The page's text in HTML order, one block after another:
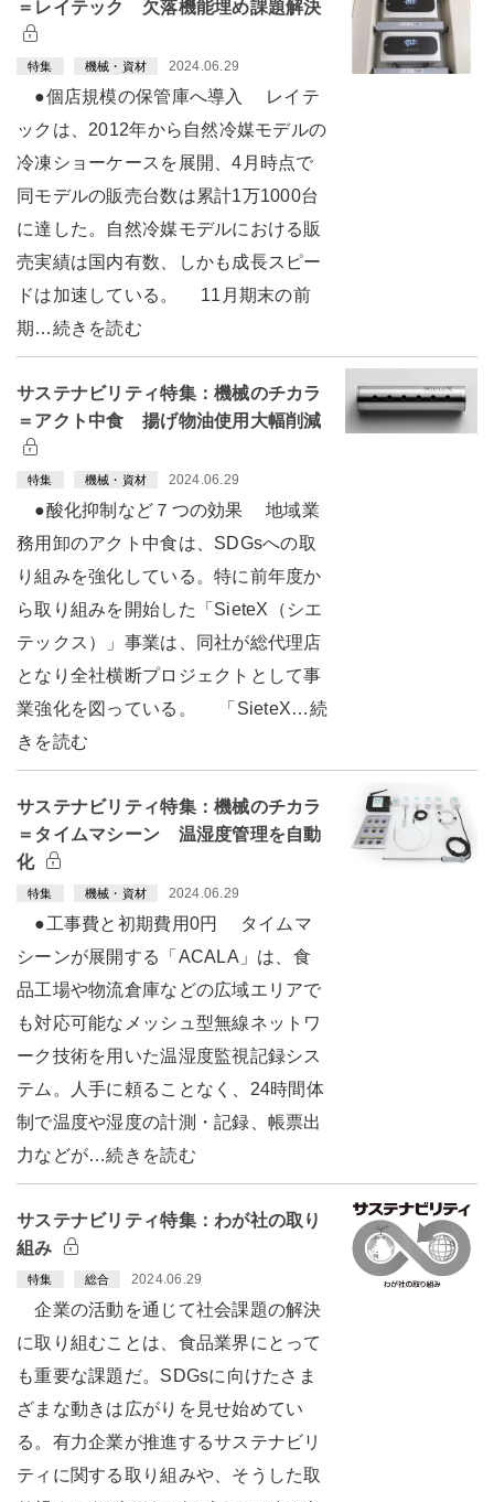
＝レイテック 欠落機能埋め課題解決
特集 機械・資材 2024.06.29
●個店規模の保管庫へ導入 レイテ
ックは、2012年から自然冷媒モデルの
冷凍ショーケースを展開、4月時点で
同モデルの販売台数は累計1万1000台
に達した。自然冷媒モデルにおける販
売実績は国内有数、しかも成長スピー
ドは加速している。 11月期末の前
期…続きを読む
サステナビリティ特集：機械のチカラ
＝アクト中食 揚げ物油使用大幅削減
特集 機械・資材 2024.06.29
●酸化抑制など７つの効果 地域業
務用卸のアクト中食は、SDGsへの取
り組みを強化している。特に前年度か
ら取り組みを開始した「SieteX（シエ
テックス）」事業は、同社が総代理店
となり全社横断プロジェクトとして事
業強化を図っている。 「SieteX…続
きを読む
サステナビリティ特集：機械のチカラ
＝タイムマシーン 温湿度管理を自動
化
特集 機械・資材 2024.06.29
●工事費と初期費用0円 タイムマ
シーンが展開する「ACALA」は、食
品工場や物流倉庫などの広域エリアで
も対応可能なメッシュ型無線ネットワ
ーク技術を用いた温湿度監視記録シス
テム。人手に頼ることなく、24時間体
制で温度や湿度の計測・記録、帳票出
力などが…続きを読む
サステナビリティ特集：わが社の取り
組み
特集 総合 2024.06.29
企業の活動を通じて社会課題の解決
に取り組むことは、食品業界にとって
も重要な課題だ。SDGsに向けたさま
ざまな動きは広がりを見せ始めてい
る。有力企業が推進するサステナビリ
ティに関する取り組みや、そうした取